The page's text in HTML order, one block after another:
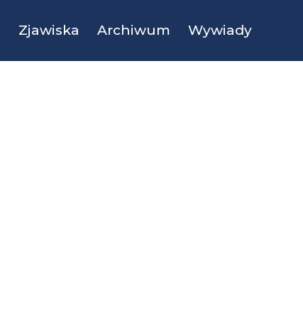
Zjawiska Archiwum Wywiady